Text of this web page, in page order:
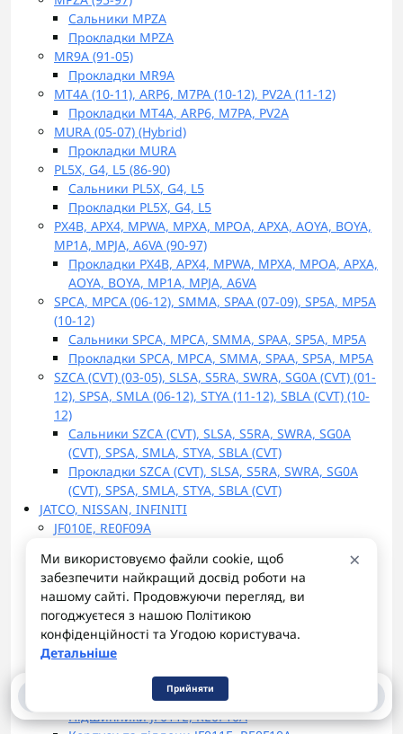
0
Сальники MPZA
Прокладки MPZA
MR9A (91-05)
Прокладки MR9A
MT4A (10-11), ARP6, M7PA (10-12), PV2A (11-12)
Прокладки MT4A, ARP6, M7PA, PV2A
MURA (05-07) (Hybrid)
Прокладки MURA
PL5X, G4, L5 (86-90)
Сальники PL5X, G4, L5
Прокладки PL5X, G4, L5
PX4B, APX4, MPWA, MPXA, MPOA, APXA, AOYA, BOYA,
MP1A, MPJA, A6VA (90-97)
Прокладки PX4B, APX4, MPWA, MPXA, MPOA, APXA,
AOYA, BOYA, MP1A, MPJA, A6VA
SPCA, MPCA (06-12), SMMA, SPAA (07-09), SP5A, MP5A
(10-12)
Сальники SPCA, MPCA, SMMA, SPAA, SP5A, MP5A
Прокладки SPCA, MPCA, SMMA, SPAA, SP5A, MP5A
SZCA (CVT) (03-05), SLSA, S5RA, SWRA, SG0A (CVT) (01-
12), SPSA, SMLA (06-12), STYA (11-12), SBLA (CVT) (10-
12)
Сальники SZCA (CVT), SLSA, S5RA, SWRA, SG0A
(CVT), SPSA, SMLA, STYA, SBLA (CVT)
Прокладки SZCA (CVT), SLSA, S5RA, SWRA, SG0A
(CVT), SPSA, SMLA, STYA, SBLA (CVT)
JATCO, NISSAN, INFINITI
JF010E, RE0F09A
Фільтри JF010E, RE0F09A
Корпуси та піддони JF010E, RE0F09A
Прокладки JF010E, RE0F09A
JF011E, RE0F06A, RE0F10A
Гідротрансформатор JF011E, RE0F06A, RE0F10A
Сталеві та фрикційні диски JF011E, RE0F10A
Сальники JF011E, RE0F06A, RE0F10A
Втулки JF011E, RE0F10A
Підшипники JF011E, RE0F10A
×
Ми використовуємо файли cookie, щоб
забезпечити найкращий досвід роботи на
нашому сайті. Продовжуючи перегляд, ви
погоджуєтеся з нашою Політикою
конфіденційності та Угодою користувача.
Детальніше
Прийняти